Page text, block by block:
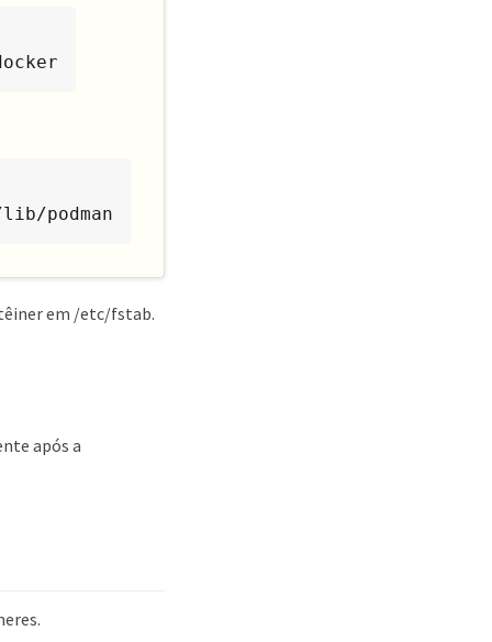
podman
em /etc/fstab.
após a